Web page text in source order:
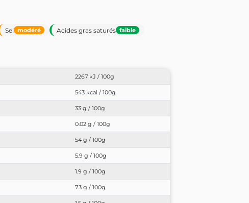
Sel modéré Acides gras saturés faible
2267 kJ / 100g
543 kcal / 100g
33 g / 100g
0.02 g / 100g
54 g / 100g
5.9 g / 100g
1.9 g / 100g
7.3 g / 100g